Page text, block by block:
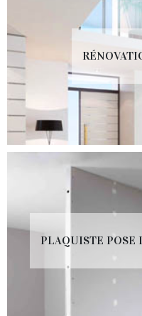
PLAQUISTE POSE